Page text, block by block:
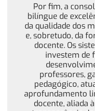
Por fim, a
bilíngue de
da qualidade dos
e, sobretudo, da
docente. Os
investem de
professores,
pedagógico,
aprofundamento
docente, aliada